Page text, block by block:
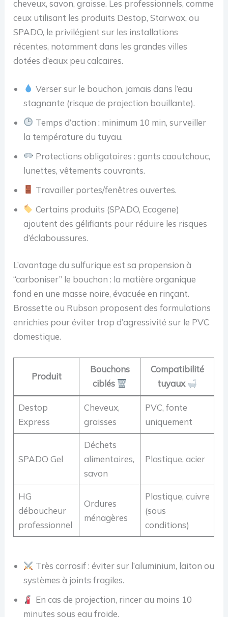
cheveux, savon, graisse. Les professionnels, comme
ceux utilisant les produits Destop, Starwax, ou
SPADO, le privilégient sur les installations
récentes, notamment dans les grandes villes
dotées d’eaux peu calcaires.
Verser sur le bouchon, jamais dans l’eau
stagnante (risque de projection bouillante).
Temps d’action : minimum 10 min, surveiller
la température du tuyau.
Protections obligatoires : gants caoutchouc,
lunettes, vêtements couvrants.
Travailler portes/fenêtres ouvertes.
Certains produits (SPADO, Ecogene)
ajoutent des gélifiants pour réduire les risques
d’éclaboussures.
L’avantage du sulfurique est sa propension à
“carboniser” le bouchon : la matière organique
fond en une masse noire, évacuée en rinçant.
Brossette ou Rubson proposent des formulations
enrichies pour éviter trop d’agressivité sur le PVC
domestique.
Produit
Bouchons
ciblés
Compatibilité
tuyaux
Destop
Express
Cheveux,
graisses
PVC, fonte
uniquement
SPADO Gel
Déchets
alimentaires,
savon
Plastique, acier
HG
déboucheur
professionnel
Ordures
ménagères
Plastique, cuivre
(sous
conditions)
Très corrosif : éviter sur l’aluminium, laiton ou
systèmes à joints fragiles.
En cas de projection, rincer au moins 10
minutes sous eau froide.